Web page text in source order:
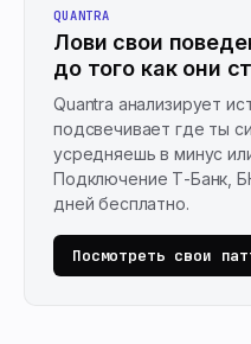
QUANTRA
Лови свои
до того как они
Quantra анализирует
подсвечивает где ты
усредняешь в минус
Подключение Т-Банк,
дней бесплатно.
Посмотреть свои